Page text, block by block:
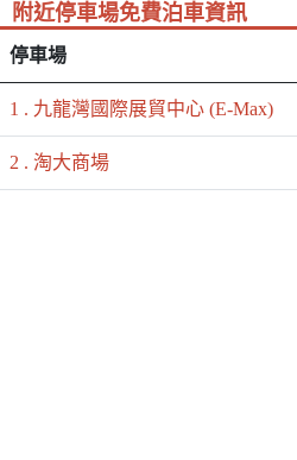
附近停車場免費泊車資訊
停車場
1 . 九龍灣國際展貿中心 (E-Max)
2 . 淘大商場